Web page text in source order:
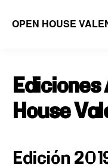
OPEN HOUSE
Ediciones
House
Edición